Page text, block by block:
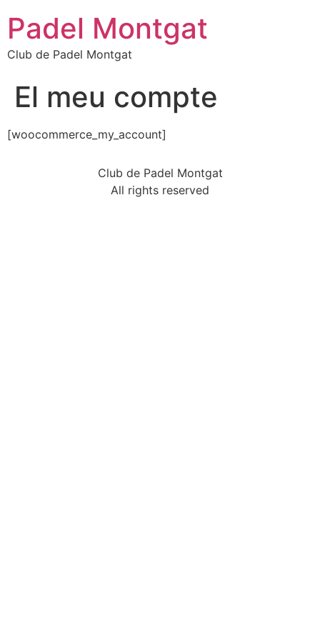
contenido
Padel Montgat
Club de Padel Montgat
El meu compte
[woocommerce_my_account]
Club de Padel Montgat
All rights reserved